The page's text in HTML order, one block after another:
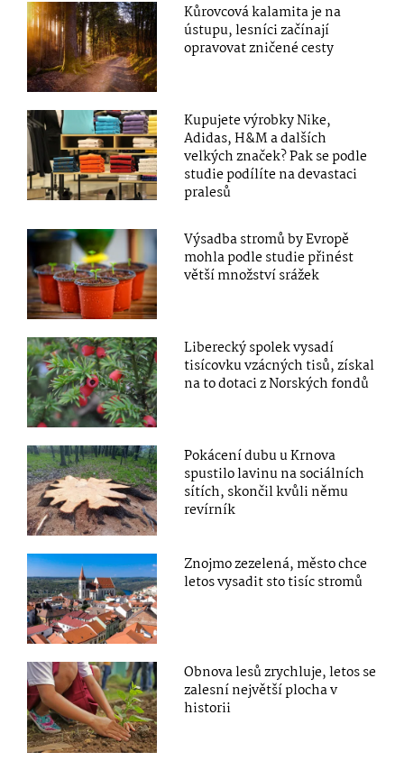
Kůrovcová kalamita je na
ústupu, lesníci začínají
opravovat zničené cesty
Kupujete výrobky Nike,
Adidas, H&M a dalších
velkých značek? Pak se podle
studie podílíte na devastaci
pralesů
Výsadba stromů by Evropě
mohla podle studie přinést
větší množství srážek
Liberecký spolek vysadí
tisícovku vzácných tisů, získal
na to dotaci z Norských fondů
Pokácení dubu u Krnova
spustilo lavinu na sociálních
sítích, skončil kvůli němu
revírník
Znojmo zezelená, město chce
letos vysadit sto tisíc stromů
Obnova lesů zrychluje, letos se
zalesní největší plocha v
historii